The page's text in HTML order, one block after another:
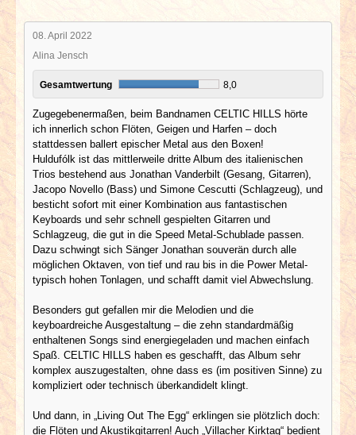
08. April 2022
Alina Jensch
Gesamtwertung 8,0
Zugegebenermaßen, beim Bandnamen CELTIC HILLS hörte
ich innerlich schon Flöten, Geigen und Harfen – doch
stattdessen ballert epischer Metal aus den Boxen!
Huldufólk ist das mittlerweile dritte Album des italienischen
Trios bestehend aus Jonathan Vanderbilt (Gesang, Gitarren),
Jacopo Novello (Bass) und Simone Cescutti (Schlagzeug), und
besticht sofort mit einer Kombination aus fantastischen
Keyboards und sehr schnell gespielten Gitarren und
Schlagzeug, die gut in die Speed Metal-Schublade passen.
Dazu schwingt sich Sänger Jonathan souverän durch alle
möglichen Oktaven, von tief und rau bis in die Power Metal-
typisch hohen Tonlagen, und schafft damit viel Abwechslung.
Besonders gut gefallen mir die Melodien und die
keyboardreiche Ausgestaltung – die zehn standardmäßig
enthaltenen Songs sind energiegeladen und machen einfach
Spaß. CELTIC HILLS haben es geschafft, das Album sehr
komplex auszugestalten, ohne dass es (im positiven Sinne) zu
kompliziert oder technisch überkandidelt klingt.
Und dann, in „Living Out The Egg“ erklingen sie plötzlich doch:
die Flöten und Akustikgitarren! Auch „Villacher Kirktag“ bedient